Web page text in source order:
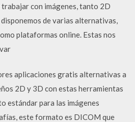
con imágenes, tanto 2D
de varias alternativas,
plataformas online. Estas nos
aplicaciones gratis alternativas a
2D y 3D con estas herramientas
estándar para las imágenes
este formato es DICOM que